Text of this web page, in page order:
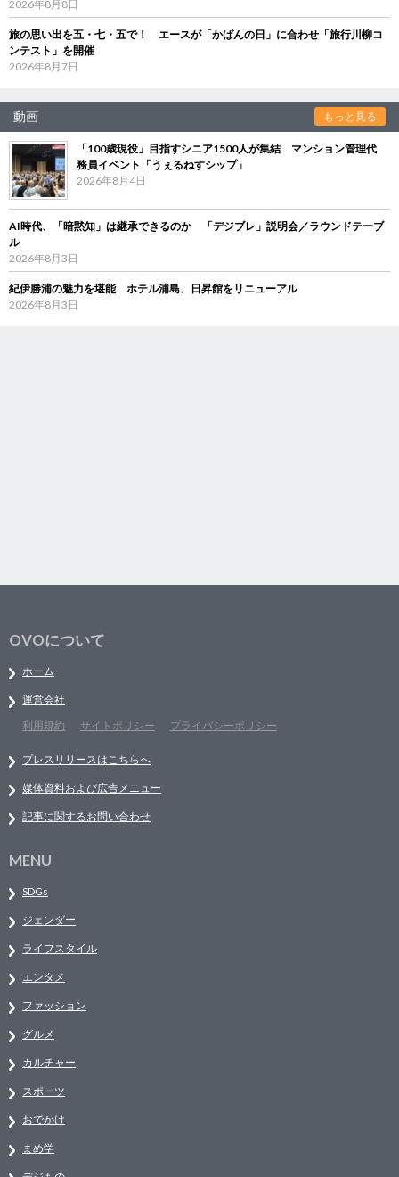
2026年8月8日
旅の思い出を五・七・五で！ エースが「かばんの日」に合わせ「旅行川柳コ
ンテスト」を開催
2026年8月7日
動画 もっと見る
「100歳現役」目指すシニア1500人が集結 マンション管理代
務員イベント「うぇるねすシップ」
2026年8月4日
AI時代、「暗黙知」は継承できるのか 「デジブレ」説明会／ラウンドテーブ
ル
2026年8月3日
紀伊勝浦の魅力を堪能 ホテル浦島、日昇館をリニューアル
2026年8月3日
OVOについて
ホーム
運営会社
利用規約
サイトポリシー プライバシーポリシー
プレスリリースはこちらへ
媒体資料および広告メニュー
記事に関するお問い合わせ
MENU
SDGs
ジェンダー
ライフスタイル
エンタメ
ファッション
グルメ
カルチャー
スポーツ
おでかけ
まめ学